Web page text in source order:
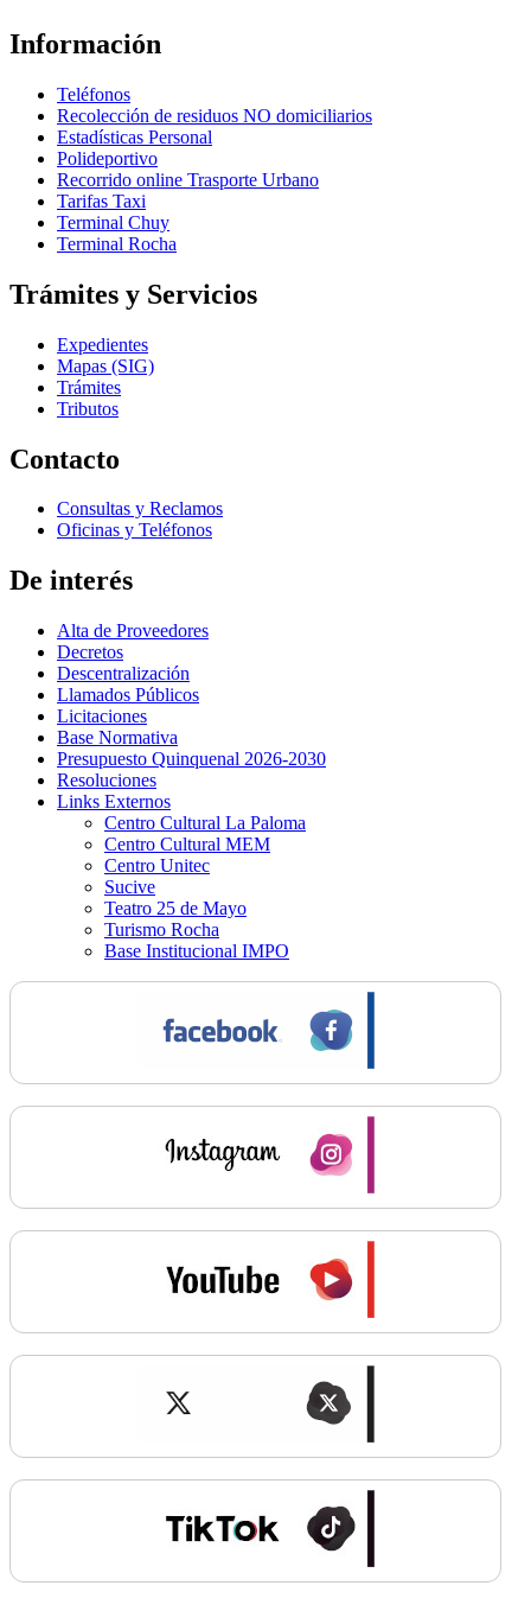
Información
Teléfonos
Recolección de residuos NO domiciliarios
Estadísticas Personal
Polideportivo
Recorrido online Trasporte Urbano
Tarifas Taxi
Terminal Chuy
Terminal Rocha
Trámites y Servicios
Expedientes
Mapas (SIG)
Trámites
Tributos
Contacto
Consultas y Reclamos
Oficinas y Teléfonos
De interés
Alta de Proveedores
Decretos
Descentralización
Llamados Públicos
Licitaciones
Base Normativa
Presupuesto Quinquenal 2026-2030
Resoluciones
Links Externos
Centro Cultural La Paloma
Centro Cultural MEM
Centro Unitec
Sucive
Teatro 25 de Mayo
Turismo Rocha
Base Institucional IMPO